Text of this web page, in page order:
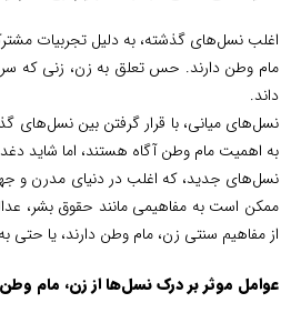
اغلب نسل‌های گذشته، به دلیل تجربیات
مام وطن دارند. حس تعلق به زن، زنی که
داند.
نسل‌های میانی، با قرار گرفتن بین نسل‌های
به اهمیت مام وطن آگاه هستند، اما شاید
نسل‌های جدید، که اغلب در دنیای مدرن و
ممکن است به مفاهیمی مانند حقوق بشر،
از مفاهیم سنتی زن، مام وطن دارند، یا حتی
عوامل موثر بر درک نسل‌ها از زن، مام وطن